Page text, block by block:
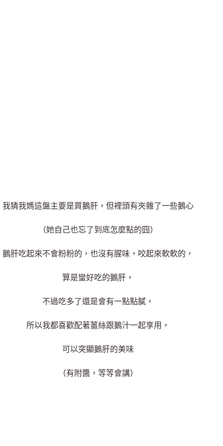
我猜我媽這盤主要是買鵝肝，但裡頭有夾雜了一些鵝心
（她自己也忘了到底怎麼點的囧）
鵝肝吃起來不會粉粉的，也沒有腥味，咬起來軟軟的，
算是蠻好吃的鵝肝，
不過吃多了還是會有一點點膩，
所以我都喜歡配著薑絲跟鵝汁一起享用，
可以突顯鵝肝的美味
（有附醬，等等會講）